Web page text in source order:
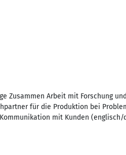
Zusammen Arbeit mit Forschung
für die Produktion bei
mit Kunden (englisch/